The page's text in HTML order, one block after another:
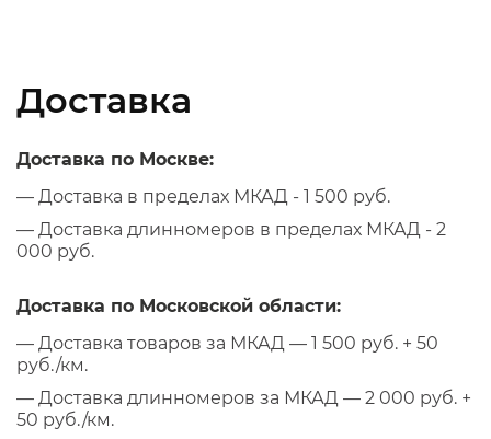
Доставка
Доставка по Москве:
— Доставка в пределах МКАД - 1 500 руб.
— Доставка длинномеров в пределах МКАД - 2
000 руб.
Доставка по Московской области:
— Доставка товаров за МКАД — 1 500 руб. + 50
руб./км.
— Доставка длинномеров за МКАД — 2 000 руб. +
50 руб./км.